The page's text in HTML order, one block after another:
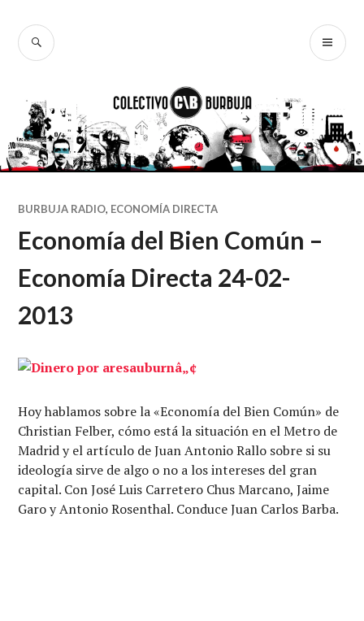
contenido
BUSCAR
BURBUJA RADIO, ECONOMÍA DIRECTA
Economía del Bien Común –
Economía Directa 24-02-
2013
Hoy hablamos sobre la «Economía del Bien Común» de
Christian Felber, cómo está la situación en el Metro de
Madrid y el artículo de Juan Antonio Rallo sobre si su
ideología sirve de algo o no a los intereses del gran
capital. Con José Luis Carretero Chus Marcano, Jaime
Garo y Antonio Rosenthal. Conduce Juan Carlos Barba.